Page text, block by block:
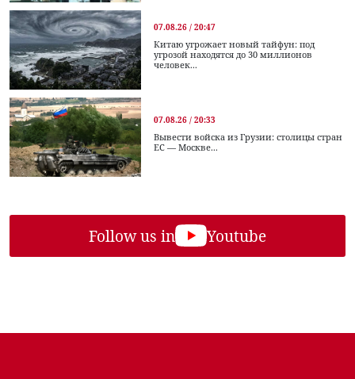
07.08.26 / 20:47
Китаю угрожает новый тайфун: под
угрозой находятся до 30 миллионов
человек...
07.08.26 / 20:33
Вывести войска из Грузии: столицы стран
ЕС — Москве...
Follow us in Youtube